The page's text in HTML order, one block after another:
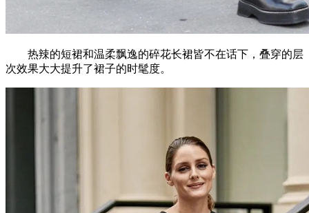
热辣的短裙和温柔飘逸的碎花长裙皆不在话下，叠穿的层
次效果大大提升了裙子的时髦度。